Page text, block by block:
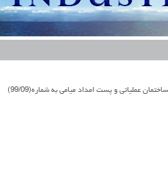
عملیاتی و پست امداد میامی به شماره(99/09)